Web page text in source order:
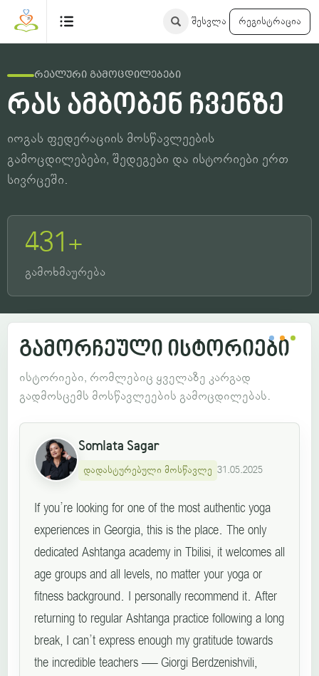
შესვლა რეგისტრაცია
რეალური გამოცდილებები
რას ამბობენ ჩვენზე
იოგას ფედერაციის მოსწავლეების
გამოცდილებები, შედეგები და ისტორიები ერთ
სივრცეში.
431+
გამოხმაურება
გამორჩეული ისტორიები
ისტორიები, რომლებიც ყველაზე კარგად
გადმოსცემს მოსწავლეების გამოცდილებას.
Somlata Sagar
დადასტურებული მოსწავლე 31.05.2025
If you’re looking for one of the most authentic yoga
experiences in Georgia, this is the place. The only
dedicated Ashtanga academy in Tbilisi, it welcomes all
age groups and all levels, no matter your yoga or
fitness background. I personally recommend it. After
returning to regular Ashtanga practice following a long
break, I can’t express enough my gratitude towards
the incredible teachers — Giorgi Berdzenishvili,